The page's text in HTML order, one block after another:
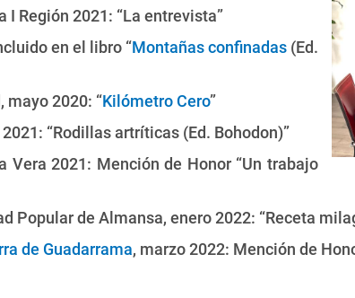
Región 2021: “La entrevista”
en el libro “Montañas confinadas (Ed.
mayo 2020: “Kilómetro Cero”
“Rodillas artríticas (Ed. Bohodon)”
Vera 2021: Mención de Honor “Un trabajo
Popular de Almansa, enero 2022: “Receta
de Guadarrama, marzo 2022: Mención de